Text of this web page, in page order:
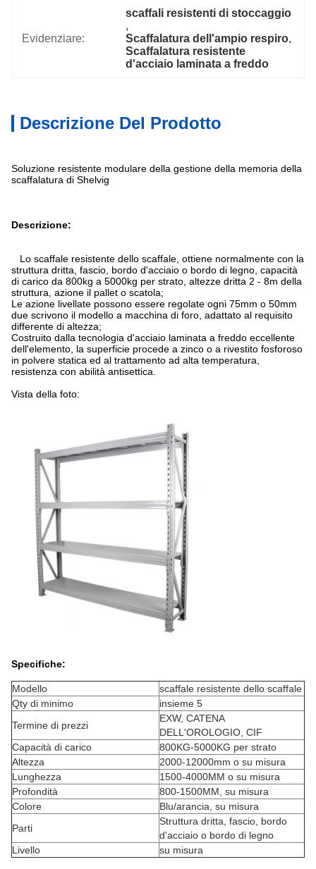
Evidenziare:
scaffali resistenti di stoccaggio
,
Scaffalatura dell'ampio respiro
Scaffalatura resistente
d'acciaio laminata a freddo
Descrizione Del Prodotto
Soluzione resistente modulare della gestione della memoria della
scaffalatura di Shelvig
Descrizione:
Lo scaffale resistente dello scaffale, ottiene normalmente con la
struttura dritta, fascio, bordo d'acciaio o bordo di legno, capacità
di carico da 800kg a 5000kg per strato, altezze dritta 2 - 8m della
struttura, azione il pallet o scatola;
Le azione livellate possono essere regolate ogni 75mm o 50mm
due scrivono il modello a macchina di foro, adattato al requisito
differente di altezza;
Costruito dalla tecnologia d'acciaio laminata a freddo eccellente
dell'elemento, la superficie procede a zinco o a rivestito fosforoso
in polvere statica ed al trattamento ad alta temperatura,
resistenza con abilità antisettica.
Vista della foto:
Specifiche:
Modello
scaffale resistente dello scaffale
Qty di minimo
insieme 5
Termine di prezzi
EXW, CATENA
DELL'OROLOGIO, CIF
Capacità di carico
800KG-5000KG per strato
Altezza
2000-12000mm o su misura
Lunghezza
1500-4000MM o su misura
Profondità
800-1500MM, su misura
Colore
Blu/arancia, su misura
Parti
Struttura dritta, fascio, bordo
d'acciaio o bordo di legno
Livello
su misura